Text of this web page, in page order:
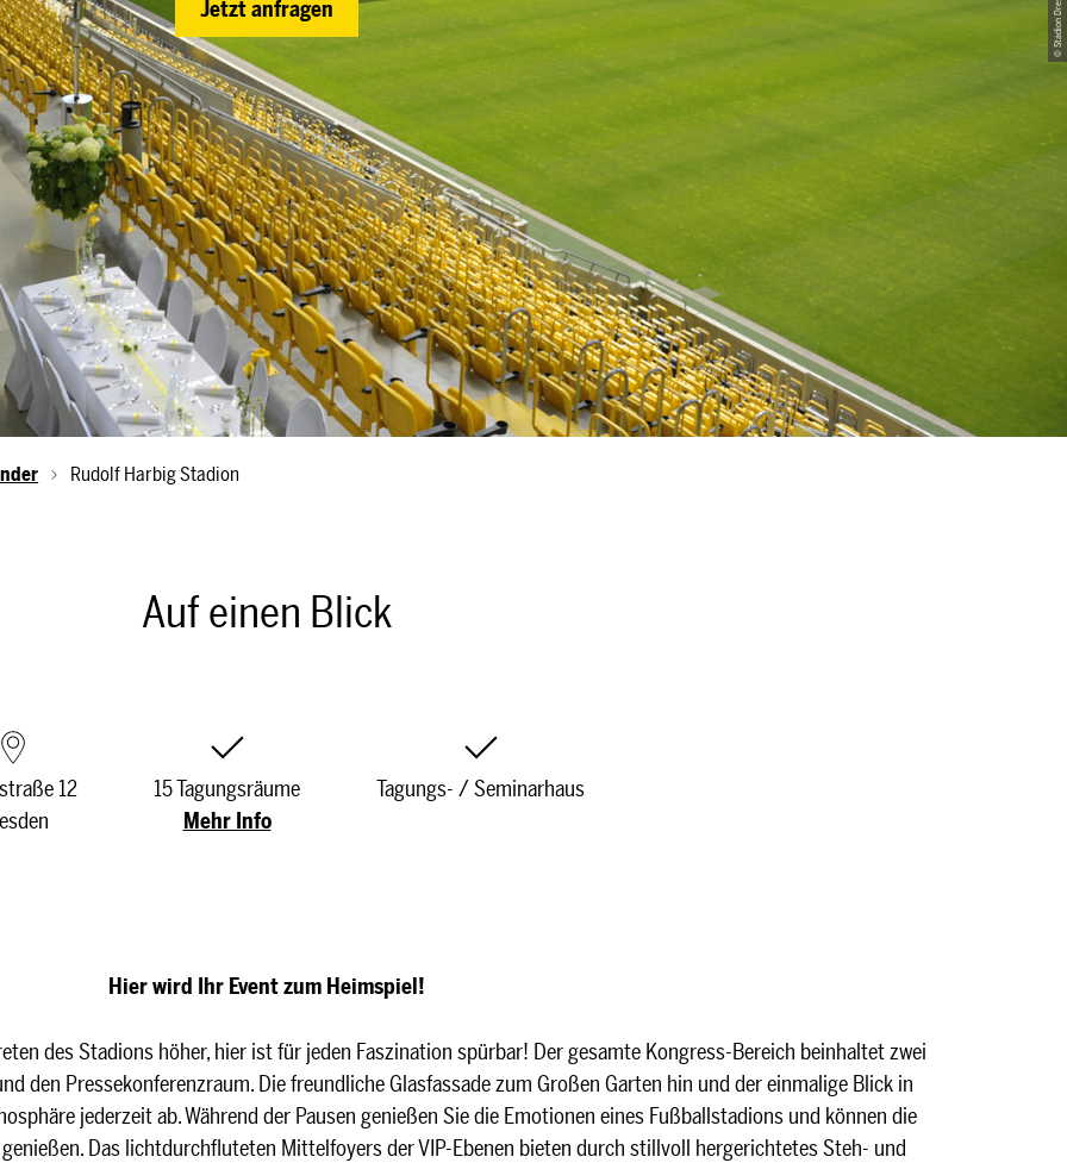
Jetzt anfragen
Rudolf Harbig Stadion
Auf einen Blick
12
15 Tagungsräume
Mehr Info
Tagungs- / Seminarhaus
Hier wird Ihr Event zum Heimspiel!
des Stadions höher, hier ist für jeden Faszination spürbar! Der gesamte Kongress-Bereich beinhaltet zwei
den Pressekonferenzraum. Die freundliche Glasfassade zum Großen Garten hin und der einmalige Blick in
jederzeit ab. Während der Pausen genießen Sie die Emotionen eines Fußballstadions und können die
Das lichtdurchfluteten Mittelfoyers der VIP-Ebenen bieten durch stillvoll hergerichtetes Steh- und